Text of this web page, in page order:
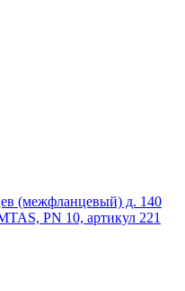
(межфланцевый) д. 140
PN 10, артикул 221